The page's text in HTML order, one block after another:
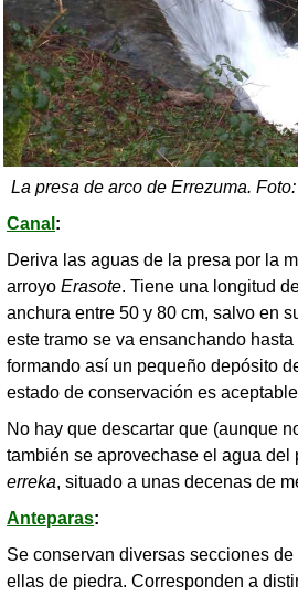
La presa de arco de Errezuma.
Canal :
Deriva las aguas de la presa por la
arroyo Erasote. Tiene una longitud
anchura entre 50 y 80 cm, salvo en
este tramo se va ensanchando
formando así un pequeño depósito
estado de conservación es
No hay que descartar que (aunque
también se aprovechase el agua del
erreka, situado a unas decenas de
Anteparas:
Se conservan diversas secciones
ellas de piedra. Corresponden a